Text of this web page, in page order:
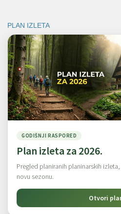
PLAN IZLETA
GODIŠNJI RASPORED
Plan izleta za 2026.
Pregled planiranih planinarskih
novu sezonu.
Otvori